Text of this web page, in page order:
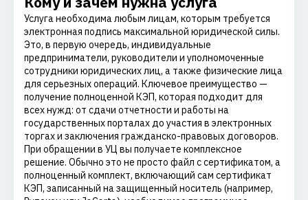
Услуга необходима любым лицам, которым требуется
электронная подпись максимальной юридической силы.
Это, в первую очередь, индивидуальные
предприниматели, руководители и уполномоченные
сотрудники юридических лиц, а также физические лица
для серьезных операций. Ключевое преимущество —
получение полноценной КЭП, которая подходит для
всех нужд: от сдачи отчетности и работы на
государственных порталах до участия в электронных
торгах и заключения гражданско-правовых договоров.
При обращении в УЦ вы получаете комплексное
решение. Обычно это не просто файл с сертификатом, а
полноценный комплект, включающий сам сертификат
КЭП, записанный на защищенный носитель (например,